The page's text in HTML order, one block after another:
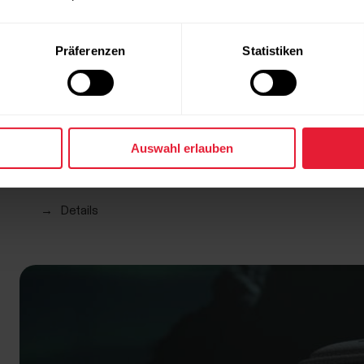
Präferenzen Statistiken
Auswahl erlauben
Polar Vantage V3
Premium-Multisportuhr
→ Details